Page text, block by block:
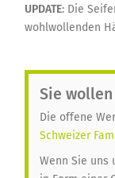
UPDATE: Die
wohlwollenden
Sie
Die offene
Schweizer
Wenn Sie uns